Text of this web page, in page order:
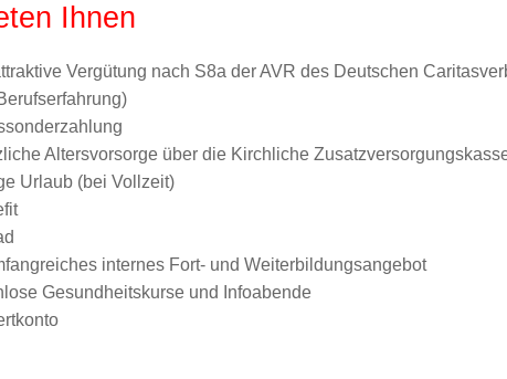
Ihnen
Vergütung nach S8a der AVR des Deutschen
Altersvorsorge über die Kirchliche
Urlaub (bei Vollzeit)
internes Fort- und Weiterbildungsangebot
Gesundheitskurse und Infoabende